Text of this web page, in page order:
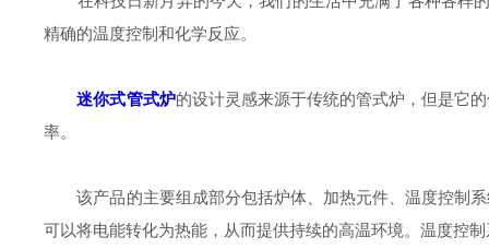
精确的温度控制和化学反应。
迷你式管式炉的设计灵感来源于传统的管式炉，但是它
率。
该产品的主要组成部分包括炉体、加热元件、温度控制系
可以将电能转化为热能，从而提供持续的高温环境。温度控